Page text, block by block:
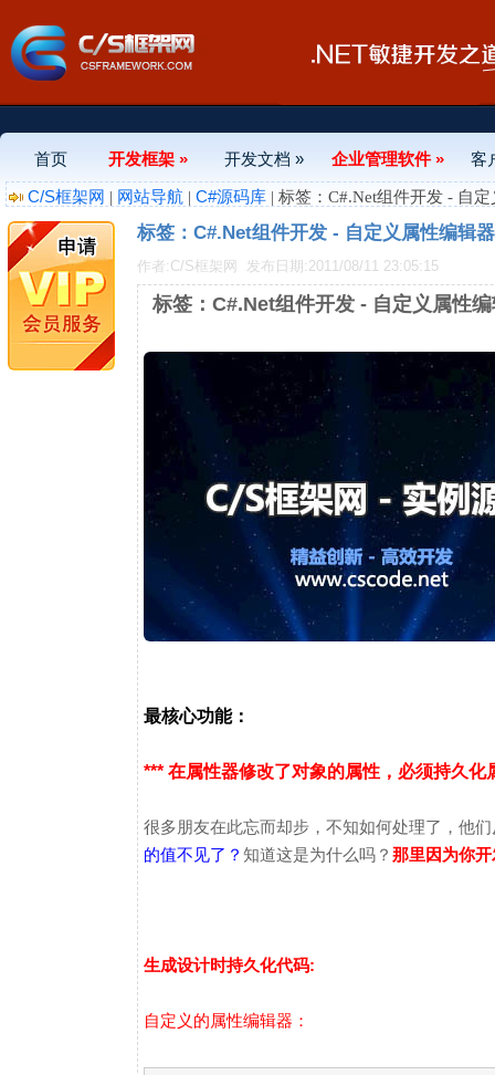
首页 开发框架 » 开发文档 » 企业管理软件 »
客
C/S框架网 | 网站导航 | C#源码库 | 标签：C#.Net组件开发 - 自
标签：C#.Net组件开发 - 自定义属性编辑
作者:C/S框架网 发布日期:2011/08/11 23:05:15
标签：C#.Net组件开发 - 自定义属性
最核心功能：
*** 在属性器修改了对象的属性，必须持久
很多朋友在此忘而却步，不知如何处理了，他
的值不见了？ 知道这是为什么吗？ 那里因为你
生成设计时持久化代码:
自定义的属性编辑器：